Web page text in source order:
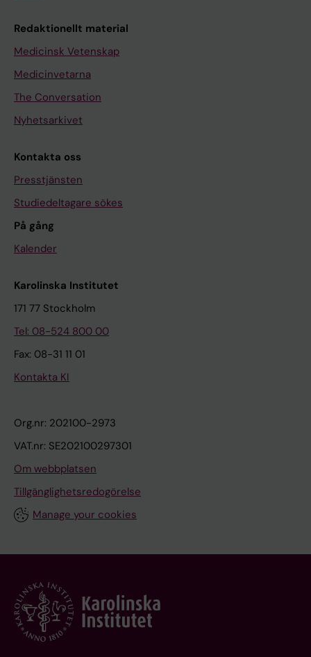
Redaktionellt material
Medicinsk Vetenskap
Medicinvetarna
The Conversation
Nyhetsarkivet
Kontakta oss
Presstjänsten
Studiedeltagare sökes
På gång
Kalender
Karolinska Institutet
171 77 Stockholm
Tel: 08-524 800 00
Fax: 08-31 11 01
Kontakta KI
Org.nr: 202100-2973
VAT.nr: SE202100297301
Om webbplatsen
Tillgänglighetsredogörelse
Manage your cookies